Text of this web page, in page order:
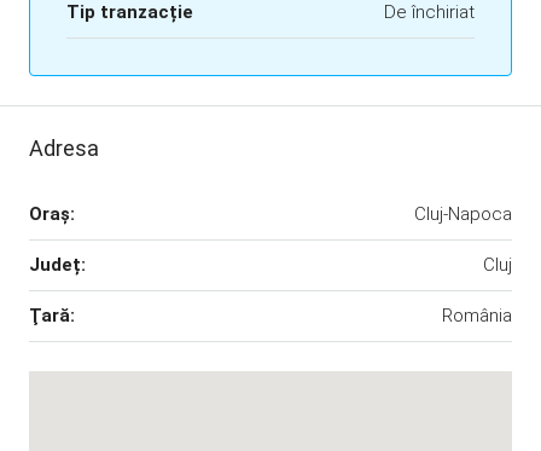
Tip tranzacție De închiriat
Adresa
Oraş: Cluj-Napoca
Județ: Cluj
Ţară: România